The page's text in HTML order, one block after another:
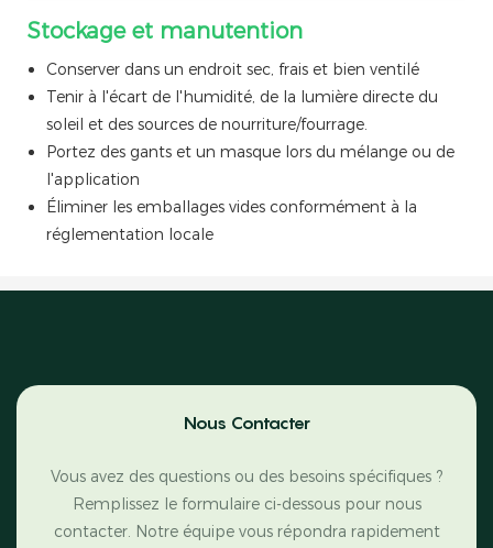
Stockage et manutention
Conserver dans un endroit sec, frais et bien ventilé
Tenir à l'écart de l'humidité, de la lumière directe du
soleil et des sources de nourriture/fourrage.
Portez des gants et un masque lors du mélange ou de
l'application
Éliminer les emballages vides conformément à la
réglementation locale
Nous Contacter
Vous avez des questions ou des besoins spécifiques ?
Remplissez le formulaire ci-dessous pour nous
contacter. Notre équipe vous répondra rapidement